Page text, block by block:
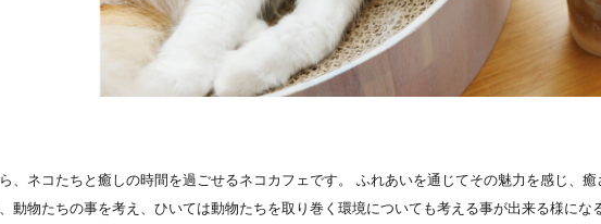
、ネコたちと癒しの時間を過ごせるネコカフェです。 ふれあいを通じてその魅力を感じ、
動物たちの事を考え、ひいては動物たちを取り巻く環境についても考える事が出来る様にな